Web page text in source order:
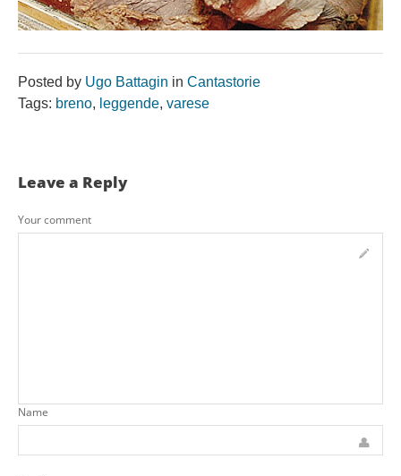
Posted by Ugo Battagin in Cantastorie
Tags: breno, leggende, varese
Leave a Reply
Your comment
Name